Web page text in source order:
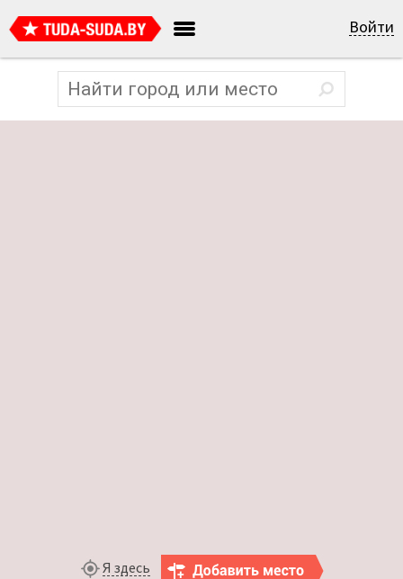
Войти
Я здесь